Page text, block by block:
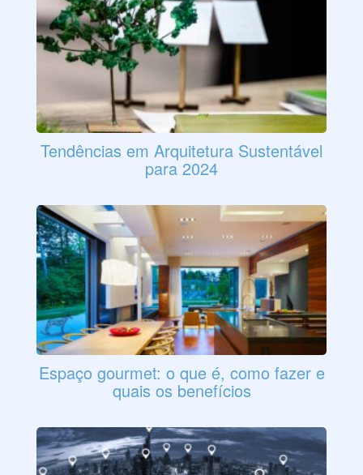
Tendências em Arquitetura Sustentável
para 2024
Espaço gourmet: o que é, como fazer e
quais os benefícios